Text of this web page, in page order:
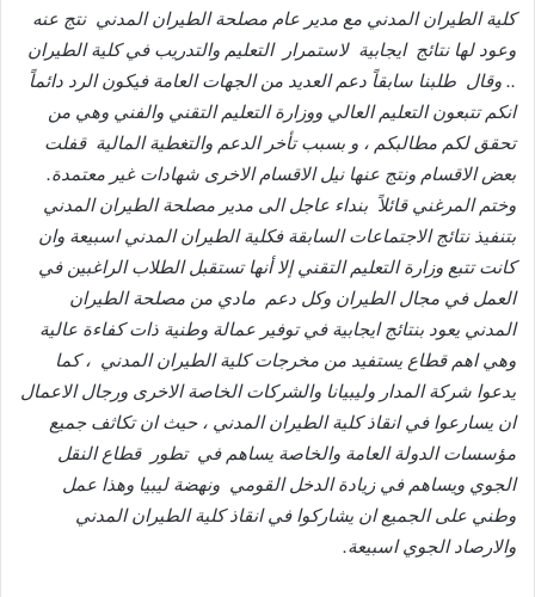
كلية الطيران المدني مع مدير عام مصلحة الطيران المدني نتج عنه
وعود لها نتائج ايجابية لاستمرار التعليم والتدريب في كلية الطيران
.. وقال طلبنا سابقاً دعم العديد من الجهات العامة فيكون الرد دائماً
انكم تتبعون التعليم العالي ووزارة التعليم التقني والفني وهي من
تحقق لكم مطالبكم ، و بسبب تأخر الدعم والتغطية المالية قفلت
بعض الاقسام ونتج عنها نيل الاقسام الاخرى شهادات غير معتمدة.
وختم المرغني قائلاً بنداء عاجل الى مدير مصلحة الطيران المدني
بتنفيذ نتائج الاجتماعات السابقة فكلية الطيران المدني اسبيعة وان
كانت تتبع وزارة التعليم التقني إلا أنها تستقبل الطلاب الراغبين في
العمل في مجال الطيران وكل دعم مادي من مصلحة الطيران
المدني يعود بنتائج ايجابية في توفير عمالة وطنية ذات كفاءة عالية
وهي اهم قطاع يستفيد من مخرجات كلية الطيران المدني ، كما
يدعوا شركة المدار وليبيانا والشركات الخاصة الاخرى ورجال الاعمال
ان يسارعوا في انقاذ كلية الطيران المدني ، حيث ان تكاثف جميع
مؤسسات الدولة العامة والخاصة يساهم في تطور قطاع النقل
الجوي ويساهم في زيادة الدخل القومي ونهضة ليبيا وهذا عمل
وطني على الجميع ان يشاركوا في انقاذ كلية الطيران المدني
والارصاد الجوي اسبيعة.